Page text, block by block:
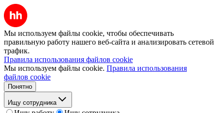
Мы используем файлы cookie, чтобы обеспечивать
правильную работу нашего веб-сайта и анализировать сетевой
трафик.
Правила использования файлов cookie
Мы используем файлы cookie. Правила использования
файлов cookie
Понятно
Ищу сотрудника